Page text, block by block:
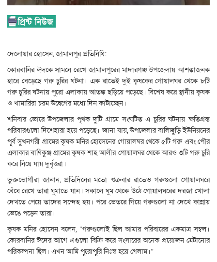
দেলোয়ার হোসেন, জামালপুর প্রতিনিধি:
কোরবানির ঈদকে সামনে রেখে জামালপুরের মাদারগঞ্জ উপজেলায় আশঙ্কাজনক
হারে বেড়েছে গরু চুরির ঘটনা। এক রাতেই দুই কৃষকের গোয়ালঘর থেকে ৮টি
গরু চুরির ঘটনায় পুরো এলাকায় আতঙ্ক ছড়িয়ে পড়েছে। বিশেষ করে স্থানীয় কৃষক
ও খামারিরা চরম উদ্বেগের মধ্যে দিন কাটাচ্ছেন।
শনিবার ভোরে উপজেলার পৃথক দুটি গ্রামে সংঘটিত এ চুরির ঘটনায় ক্ষতিগ্রস্ত
পরিবারগুলো দিশেহারা হয়ে পড়েছে। জানা যায়, উপজেলার বালিজুড়ি ইউনিয়নের
পূর্ব সুখনগরী গ্রামের কৃষক মনির হোসেনের গোয়ালঘর থেকে ৫টি গরু এবং পৌর
এলাকার বাণিকুঞ্জ গ্রামের কৃষক শাহ আলীর গোয়ালঘর থেকে আরও ৩টি গরু চুরি
করে নিয়ে যায় দুর্বৃত্তরা।
ভুক্তভোগীরা জানান, প্রতিদিনের মতো শুক্রবার রাতেও গরুগুলো গোয়ালঘরে
বেঁধে রেখে তারা ঘুমাতে যান। সকালে ঘুম থেকে উঠে গোয়ালঘরের দরজা খোলা
দেখতে পেয়ে তাদের সন্দেহ হয়। পরে ভেতরে গিয়ে গরুগুলো না দেখে কান্নায়
ভেঙে পড়েন তারা।
কৃষক মনির হোসেন বলেন, “গরুগুলোই ছিল আমার পরিবারের একমাত্র সম্বল।
কোরবানির ঈদের আগে এগুলো বিক্রি করে সংসারের অনেক প্রয়োজন মেটানোর
পরিকল্পনা ছিল। এখন আমি পুরোপুরি নিঃস্ব হয়ে গেলাম।”